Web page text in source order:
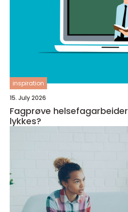
inspiration
15. July 2026
Fagprøve helsefagarbeider hva kreves for å
lykkes?